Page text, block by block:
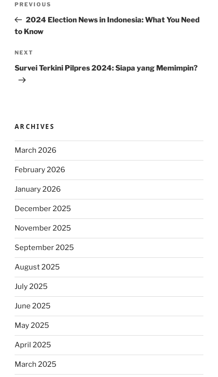
Previous
Post
PREVIOUS
2024 Election News in Indonesia: What You Need
to Know
Next
Post
NEXT
Survei Terkini Pilpres 2024: Siapa yang Memimpin?
ARCHIVES
March 2026
February 2026
January 2026
December 2025
November 2025
September 2025
August 2025
July 2025
June 2025
May 2025
April 2025
March 2025